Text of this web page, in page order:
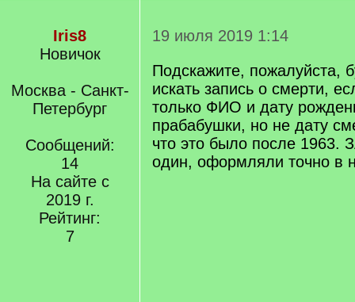
Iris8
Новичок
Москва - Санкт-
Петербург
Сообщений:
14
На сайте с
2019 г.
Рейтинг:
7
19 июля 2019 1:14
Подскажите, пожалуйста,
искать запись о смерти,
только ФИО и дату
прабабушки, но не дату
что это было после 1963.
один, оформляли точно в